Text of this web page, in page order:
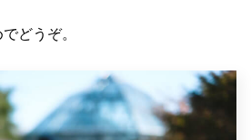
どうぞ。